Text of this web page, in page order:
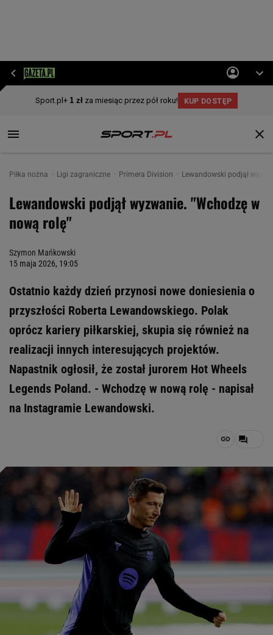
Piłka nożna Ligi zagraniczne Primera Division Lewandowski podjął
Lewandowski podjął wyzwanie. "Wchodzę w
nową rolę"
Szymon Mańkowski
15 maja 2026, 19:05
Ostatnio każdy dzień przynosi nowe doniesienia o
przyszłości Roberta Lewandowskiego. Polak
oprócz kariery piłkarskiej, skupia się również na
realizacji innych interesujących projektów.
Napastnik ogłosił, że został jurorem Hot Wheels
Legends Poland. - Wchodzę w nową rolę - napisał
na Instagramie Lewandowski.